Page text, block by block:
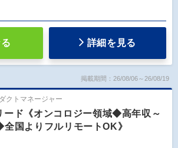
詳細を見る
掲載期間：26/08/06～26/08/19
クトマネージャー
ード《オンコロジー領域◆高年収～
国よりフルリモートOK》